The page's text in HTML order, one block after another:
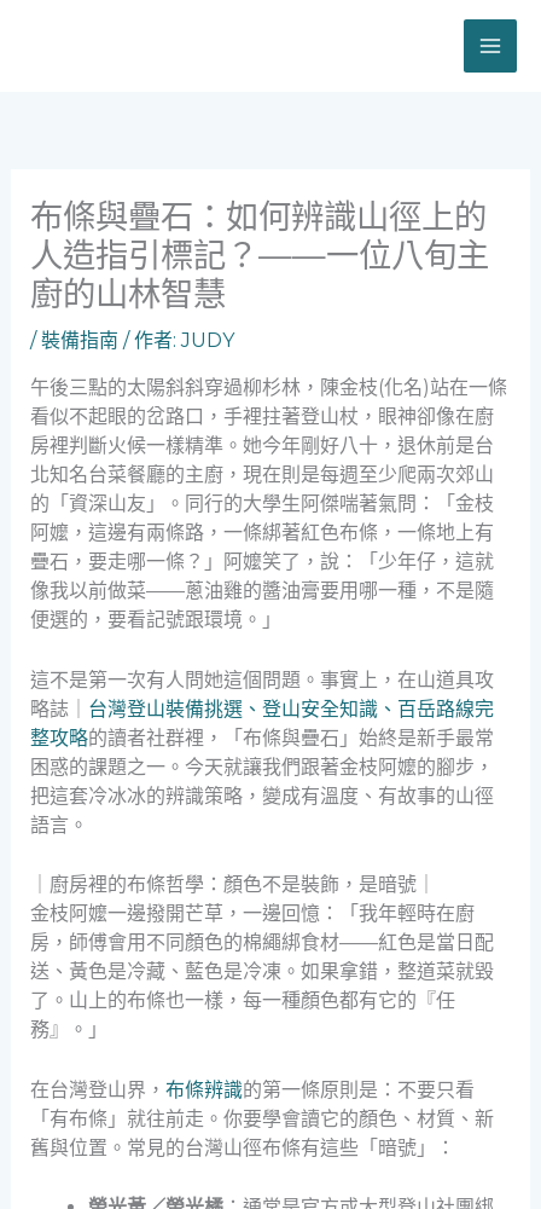
布條與疊石：如何辨識山徑上的
人造指引標記？——一位八旬主
廚的山林智慧
/裝備指南 / 作者:JUDY
午後三點的太陽斜斜穿過柳杉林，陳金枝(化名)站在一條
看似不起眼的岔路口，手裡拄著登山杖，眼神卻像在廚
房裡判斷火候一樣精準。她今年剛好八十，退休前是台
北知名台菜餐廳的主廚，現在則是每週至少爬兩次郊山
的「資深山友」。同行的大學生阿傑喘著氣問：「金枝
阿嬤，這邊有兩條路，一條綁著紅色布條，一條地上有
疊石，要走哪一條？」阿嬤笑了，說：「少年仔，這就
像我以前做菜——蔥油雞的醬油膏要用哪一種，不是隨
便選的，要看記號跟環境。」
這不是第一次有人問她這個問題。事實上，在山道具攻
略誌｜ 台灣登山裝備挑選、登山安全知識、百岳路線完
整攻略的讀者社群裡，「布條與疊石」始終是新手最常
困惑的課題之一。今天就讓我們跟著金枝阿嬤的腳步，
把這套冷冰冰的辨識策略，變成有溫度、有故事的山徑
語言。
｜廚房裡的布條哲學：顏色不是裝飾，是暗號｜
金枝阿嬤一邊撥開芒草，一邊回憶：「我年輕時在廚
房，師傅會用不同顏色的棉繩綁食材——紅色是當日配
送、黃色是冷藏、藍色是冷凍。如果拿錯，整道菜就毀
了。山上的布條也一樣，每一種顏色都有它的『任
務』。」
在台灣登山界， 布條辨識的第一條原則是：不要只看
「有布條」就往前走。你要學會讀它的顏色、材質、新
舊與位置。常見的台灣山徑布條有這些「暗號」：